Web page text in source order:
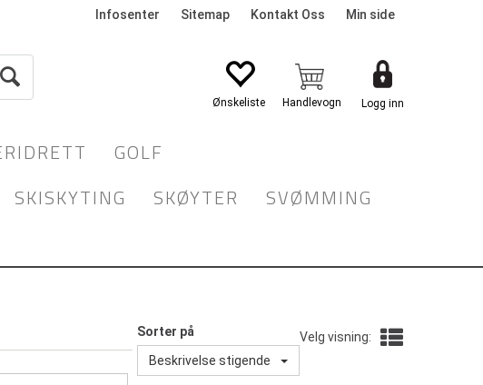
Infosenter Sitemap Kontakt Oss Min side
Logg inn
GOLF
SKISKYTING SKØYTER
SVØMMING
Velg visning:
Sorter på
Beskrivelse stigende